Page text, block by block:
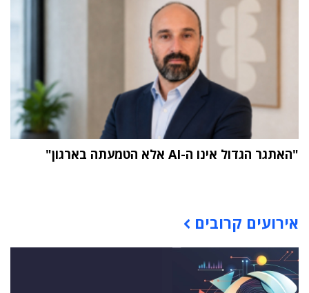
"האתגר הגדול אינו ה-AI אלא הטמעתה בארגון"
אירועים קרובים